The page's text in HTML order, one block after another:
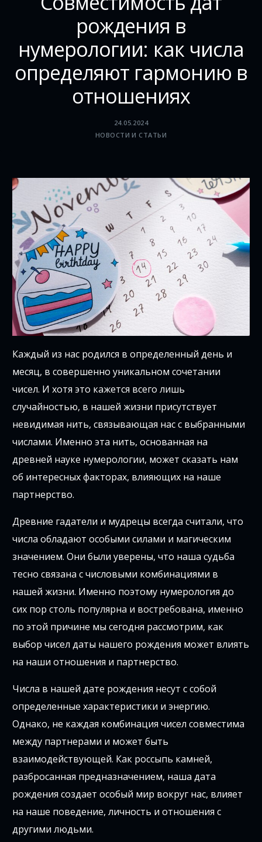
рождения в
нумерологии: как числа
определяют гармонию в
отношениях
24.05.2024
НОВОСТИ И СТАТЬИ
Каждый из нас родился в определенный день и
месяц, в совершенно уникальном сочетании
чисел. И хотя это кажется всего лишь
случайностью, в нашей жизни присутствует
невидимая нить, связывающая нас с выбранными
числами. Именно эта нить, основанная на
древней науке нумерологии, может сказать нам
об интересных факторах, влияющих на наше
партнерство.
Древние гадатели и мудрецы всегда считали, что
числа обладают особыми силами и магическим
значением. Они были уверены, что наша судьба
тесно связана с числовыми комбинациями в
нашей жизни. Именно поэтому нумерология до
сих пор столь популярна и востребована, именно
по этой причине мы сегодня рассмотрим, как
выбор чисел даты нашего рождения может влиять
на наши отношения и партнерство.
Числа в нашей дате рождения несут с собой
определенные характеристики и энергию.
Однако, не каждая комбинация чисел совместима
между партнерами и может быть
взаимодействующей. Как россыпь камней,
разбросанная предназначением, наша дата
рождения создает особый мир вокруг нас, влияет
на наше поведение, личность и отношения с
другими людьми.